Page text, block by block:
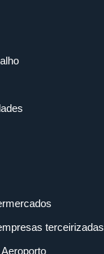
terceirizadas